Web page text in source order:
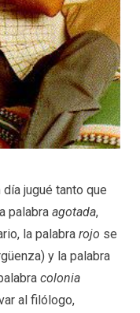
jugué tanto que
palabra agotada,
la palabra rojo se
y la palabra
colonia
al filólogo,